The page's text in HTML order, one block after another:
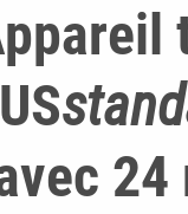
24